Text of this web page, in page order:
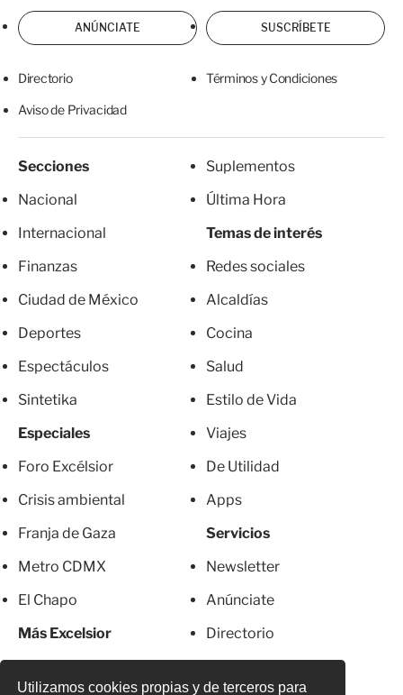
Utilizamos cookies propias y de terceros para
ANÚNCIATE SUSCRÍBETE
Directorio Términos y Condiciones
Aviso de Privacidad
Secciones
Nacional
Internacional
Finanzas
Ciudad de México
Deportes
Espectáculos
Sintetika
Especiales
Foro Excélsior
Crisis ambiental
Franja de Gaza
Metro CDMX
El Chapo
Más Excelsior
Suplementos
Última Hora
Temas de interés
Redes sociales
Alcaldías
Cocina
Salud
Estilo de Vida
Viajes
De Utilidad
Apps
Servicios
Newsletter
Anúnciate
Directorio